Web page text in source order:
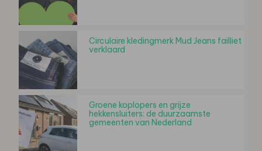
Circulaire kledingmerk Mud Jeans failliet
verklaard
Groene koplopers en grijze
hekkensluiters: de duurzaamste
gemeenten van Nederland